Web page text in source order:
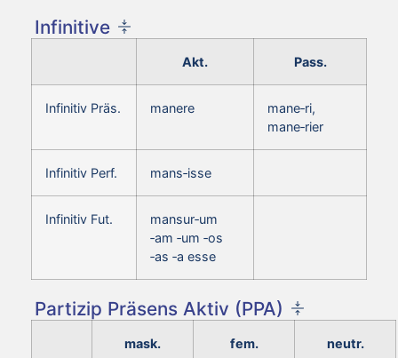
Infinitive
Akt. Pass.
Infinitiv Präs. manere
mane‑ri,
mane‑rier
Infinitiv Perf. mans‑isse
Infinitiv Fut.
mansur‑um
‑am ‑um ‑os
‑as ‑a esse
Partizip Präsens Aktiv (PPA)
mask. fem. neutr.